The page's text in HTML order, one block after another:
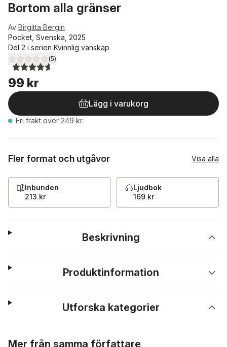
Bortom alla gränser
Av Birgitta Bergin
Pocket, Svenska, 2025
Del 2 i serien Kvinnlig vänskap
4,6utav 5 stjärnor. Totalt antal röster:
(5)
99 kr
Lägg i varukorg
. Fri frakt över 249 kr.
Fler format och utgåvor Visa alla
Inbunden
213 kr
Ljudbok
169 kr
Beskrivning
Produktinformation
Utforska kategorier
Mer från samma författare